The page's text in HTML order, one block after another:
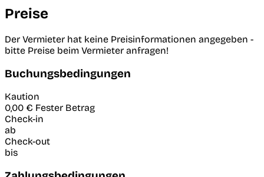
Preise
Der Vermieter hat keine Preisinformationen angegeben -
bitte Preise beim Vermieter anfragen!
Buchungsbedingungen
Kaution
0,00 € Fester Betrag
Check-in
ab
Check-out
bis